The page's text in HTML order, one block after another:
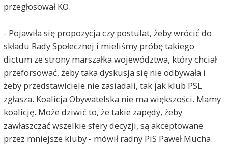
przegłosował KO.
- Pojawiła się propozycja czy postulat, żeby wrócić do
składu Rady Społecznej i mieliśmy próbę takiego
dictum ze strony marszałka województwa, który chciał
przeforsować, żeby taka dyskusja się nie odbywała i
żeby przedstawiciele nie zasiadali, tak jak klub PSL
zgłasza. Koalicja Obywatelska nie ma większości. Mamy
koalicję. Może dziwić to, że takie zapędy, żeby
zawłaszczać wszelkie sfery decyzji, są akceptowane
przez mniejsze kluby - mówił radny PiS Paweł Mucha.